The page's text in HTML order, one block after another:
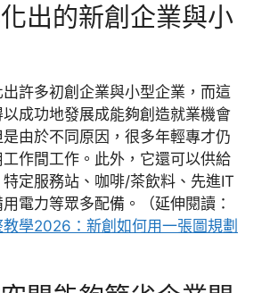
出的新創企業與小
許多初創企業與小型企業，而這
成功地發展成能夠創造就業機會
由於不同原因，很多年輕專才仍
作間工作。此外，它還可以供給
定服務站、咖啡/茶飲料、先進IT
電力等眾多配備。（延伸閱讀：
學2026：新創如何用一張圖規劃